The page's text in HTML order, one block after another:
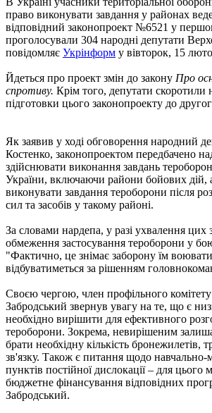
право виконувати завдання у районах
відповідний законопроект №6521 у
проголосували 304 народні депутати
повідомляє Укрінформ у вівторок, 15
Йдеться про проект змін до закону Про
спротиву. Крім того, депутати скоротили
підготовки цього законопроекту до
Як заявив у ході обговорення народний
Костенко, законопроектом передбачено
здійснювати виконання завдань
України, включаючи райони бойових дій,
виконувати завдання тероборони після
сил та засобів у такому районі.
За словами нардепа, у разі ухвалення цих
обмеження застосування тероборони у бою
"Фактично, це знімає заборону їм
відбуватиметься за рішенням
Своєю чергою, член профільного
Забродський звернув увагу на те, що є
необхідно вирішити для ефективного
тероборони. Зокрема, невирішеним
брати необхідну кількість бронежилетів,
зв'язку. Також є питання щодо навчально-
пунктів постійної дислокації – для цього
бюджетне фінансування відповідних
Забродський.